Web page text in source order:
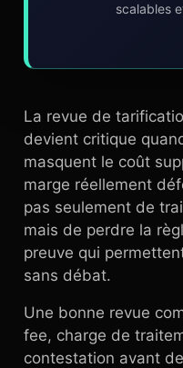
scalables
La revue de
devient critique
masquent le coût
marge réellement
pas seulement de
mais de perdre la
preuve qui
sans débat.
Une bonne revue
fee, charge de
contestation avant